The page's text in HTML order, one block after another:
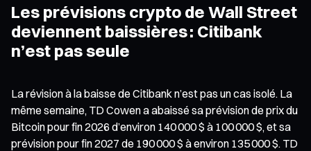
Les prévisions crypto de Wall Street
deviennent baissières : Citibank
n’est pas seule
La révision à la baisse de Citibank n’est pas un cas isolé. La
même semaine, TD Cowen a abaissé sa prévision de prix du
Bitcoin pour fin 2026 d’environ 140 000 $ à 100 000 $, et sa
prévision pour fin 2027 de 190 000 $ à environ 135 000 $. TD